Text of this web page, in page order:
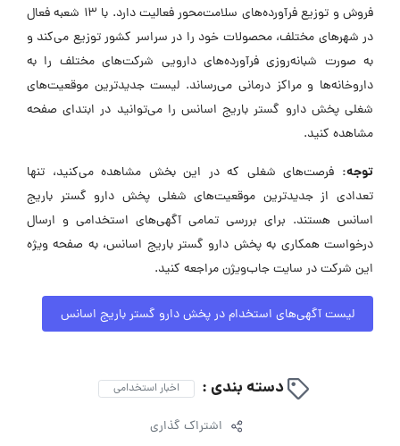
فروش و توزیع فرآورده‌های سلامت‌محور فعالیت دارد. با ۱۳ شعبه فعال
در شهرهای مختلف، محصولات خود را در سراسر کشور توزیع می‌کند و
به صورت شبانه‌روزی فرآورده‌های دارویی شرکت‌های مختلف را به
داروخانه‌ها و مراکز درمانی می‌رساند. لیست جدیدترین موقعیت‌های
شغلی پخش دارو گستر باریج اسانس را می‌توانید در ابتدای صفحه
مشاهده کنید.
توجه: فرصت‌های شغلی که در این بخش مشاهده می‌کنید، تنها
تعدادی از جدیدترین موقعیت‌های شغلی پخش دارو گستر باریج
اسانس هستند. برای بررسی تمامی آگهی‌های استخدامی و ارسال
درخواست همکاری به پخش دارو گستر باریج اسانس، به صفحه ویژه
این شرکت در سایت جاب‌ویژن مراجعه کنید.
لیست آگهی‌های استخدام در پخش دارو گستر باریج اسانس
دسته بندی : اخبار استخدامی
اشتراک گذاری